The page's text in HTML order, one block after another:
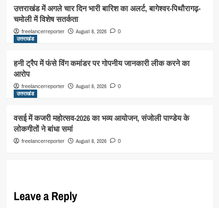
उत्तराखंड में अगले चार दिन भारी बारिश का अलर्ट, बागेश्वर-पिथौरागढ़-
चमोली में विशेष सतर्कता
freelancerreporter August 8, 2026 0
उत्तराखंड
हनी ट्रैप में फंसे विंग कमांडर पर गोपनीय जानकारी लीक करने का
आरोप
freelancerreporter August 8, 2026 0
उत्तराखंड
वसई में कजरी महोत्सव-2026 का भव्य आयोजन, संजोली पाण्डेय के
लोकगीतों ने बांधा समां
freelancerreporter August 8, 2026 0
Leave a Reply